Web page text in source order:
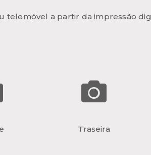
telemóvel a partir da impressão
Traseira